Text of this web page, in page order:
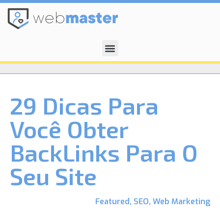
29 Dicas Para
Você Obter
BackLinks Para O
Seu Site
Featured, SEO, Web Marketing